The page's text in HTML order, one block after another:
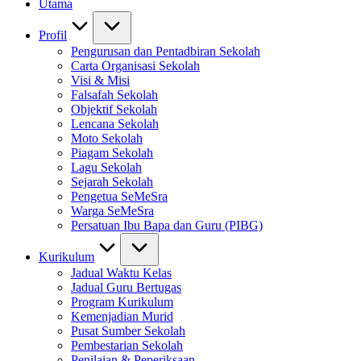
Utama
Profil
Pengurusan dan Pentadbiran Sekolah
Carta Organisasi Sekolah
Visi & Misi
Falsafah Sekolah
Objektif Sekolah
Lencana Sekolah
Moto Sekolah
Piagam Sekolah
Lagu Sekolah
Sejarah Sekolah
Pengetua SeMeSra
Warga SeMeSra
Persatuan Ibu Bapa dan Guru (PIBG)
Kurikulum
Jadual Waktu Kelas
Jadual Guru Bertugas
Program Kurikulum
Kemenjadian Murid
Pusat Sumber Sekolah
Pembestarian Sekolah